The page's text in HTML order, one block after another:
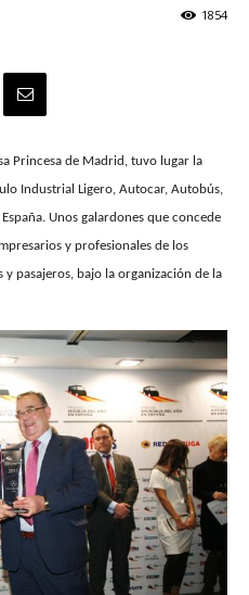
1854
Princesa de Madrid, tuvo lugar la
Industrial Ligero, Autocar, Autobús,
Unos galardones que concede
y profesionales de los
pasajeros, bajo la organización de la